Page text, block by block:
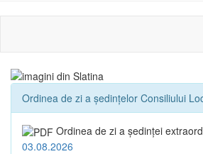
Ordinea de zi a ședințelor Consiliului
Ordinea de zi a şedinţei
03.08.2026